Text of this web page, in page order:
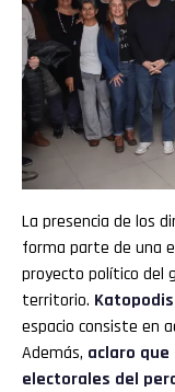
La presencia de los
forma parte de una
proyecto político del
territorio. Katopodis
espacio consiste en
Además, aclaro
electorales del